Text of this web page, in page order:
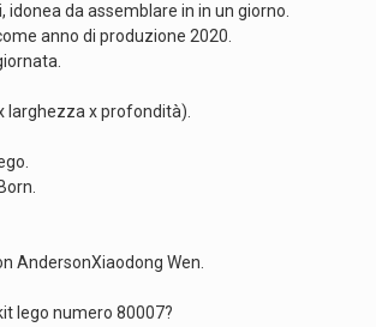
da assemblare in in un giorno.
anno di produzione 2020.
larghezza x profondità).
AndersonXiaodong Wen.
lego numero 80007?